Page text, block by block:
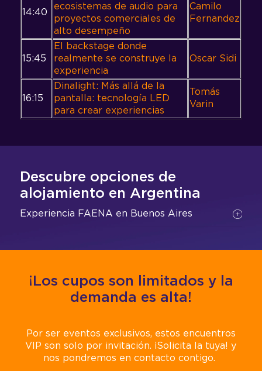
14:40
ecosistemas de audio para
proyectos comerciales de
alto desempeño
Camilo
Fernandez
15:45
El backstage donde
realmente se construye la
experiencia
Oscar Sidi
16:15
Dinalight: Más allá de la
pantalla: tecnología LED
para crear experiencias
Tomás
Varin
Descubre opciones de
alojamiento en Argentina
Experiencia FAENA en Buenos Aires
¡Los cupos son limitados y la
demanda es alta!
Por ser eventos exclusivos, estos encuentros
VIP son solo por invitación. ¡Solicita la tuya! y
nos pondremos en contacto contigo.